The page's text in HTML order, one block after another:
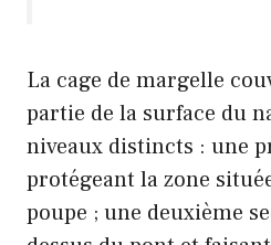
La cage de margelle
partie de la surface du
niveaux distincts : une
protégeant la zone
poupe ; une deuxième